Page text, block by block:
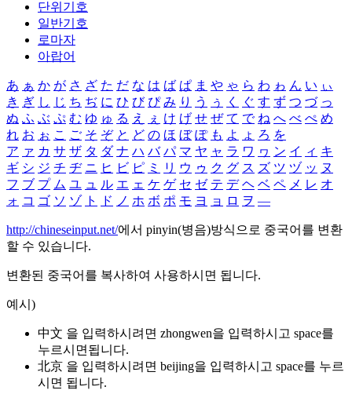
단위기호
일반기호
로마자
아랍어
あ ぁ か が さ ざ た だ な は ば ぱ ま や ゃ ら わ ゎ ん い ぃ
き ぎ し じ ち ぢ に ひ び ぴ み り う ぅ く ぐ す ず つ づ っ
ぬ ふ ぶ ぷ む ゆ ゅ る え ぇ け げ せ ぜ て で ね へ べ ぺ め
れ お ぉ こ ご そ ぞ と ど の ほ ぼ ぽ も よ ょ ろ を
ア ァ カ サ ザ タ ダ ナ ハ バ パ マ ヤ ャ ラ ワ ヮ ン イ ィ キ
ギ シ ジ チ ヂ ニ ヒ ビ ピ ミ リ ウ ゥ ク グ ス ズ ツ ヅ ッ ヌ
フ ブ プ ム ユ ュ ル エ ェ ケ ゲ セ ゼ テ デ ヘ ベ ペ メ レ オ
ォ コ ゴ ソ ゾ ト ド ノ ホ ボ ポ モ ヨ ョ ロ ヲ ―
http://chineseinput.net/에서 pinyin(병음)방식으로 중국어를 변환
할 수 있습니다.
변환된 중국어를 복사하여 사용하시면 됩니다.
예시)
中文 을 입력하시려면 zhongwen을 입력하시고 space를
누르시면됩니다.
北京 을 입력하시려면 beijing을 입력하시고 space를 누르
시면 됩니다.